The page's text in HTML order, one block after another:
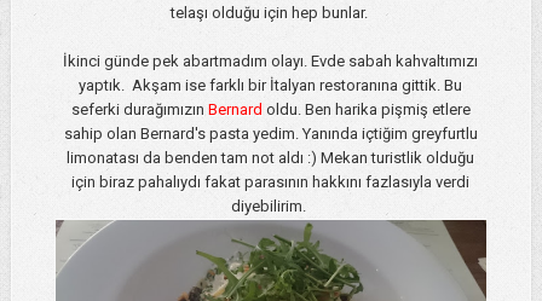
telaşı olduğu için hep bunlar.
İkinci günde pek abartmadım olayı. Evde sabah kahvaltımızı
yaptık. Akşam ise farklı bir İtalyan restoranına gittik. Bu
seferki durağımızın Bernard oldu. Ben harika pişmiş etlere
sahip olan Bernard's pasta yedim. Yanında içtiğim greyfurtlu
limonatası da benden tam not aldı :) Mekan turistlik olduğu
için biraz pahalıydı fakat parasının hakkını fazlasıyla verdi
diyebilirim.